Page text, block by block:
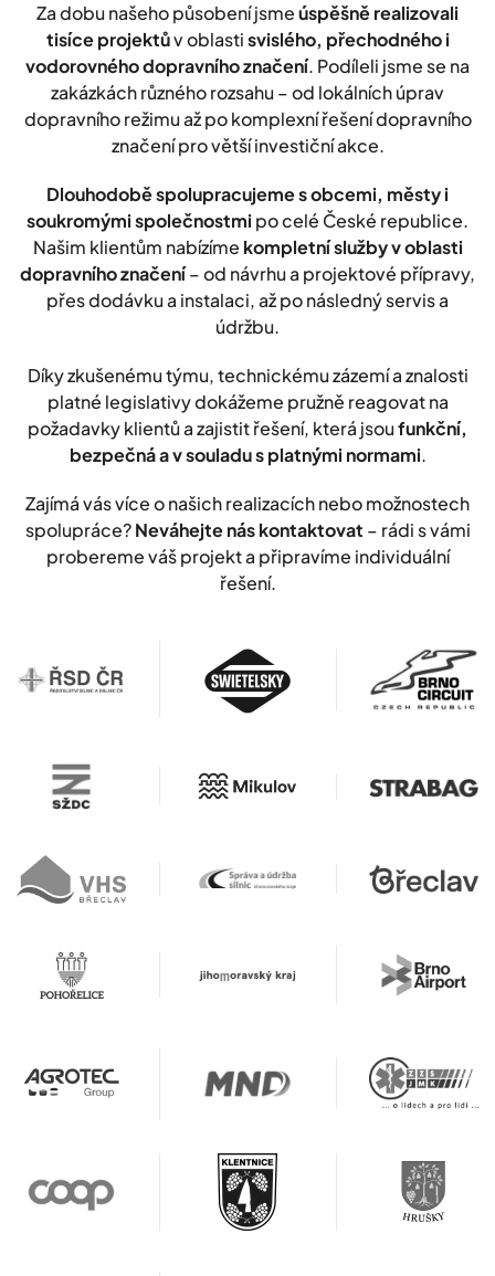
Za dobu našeho působení jsmeúspěšně realizovali
tisíce projektův oblastisvislého, přechodného i
vodorovného dopravního značení. Podíleli jsme se na
zakázkách různého rozsahu – od lokálních úprav
dopravního režimu až po komplexní řešení dopravního
značení pro větší investiční akce.
Dlouhodobě spolupracujeme s obcemi, městy i
soukromými společnostmi po celé České republice.
Našim klientům nabízíme kompletní služby v oblasti
dopravního značení– od návrhu a projektové přípravy,
přes dodávku a instalaci, až po následný servis a
údržbu.
Díky zkušenému týmu, technickému zázemí a znalosti
platné legislativy dokážeme pružně reagovat na
požadavky klientů a zajistit řešení, která jsoufunkční,
bezpečná a v souladu s platnými normami.
Zajímá vás více o našich realizacích nebo možnostech
spolupráce?Neváhejte nás kontaktovat – rádi s vámi
probereme váš projekt a připravíme individuální
řešení.